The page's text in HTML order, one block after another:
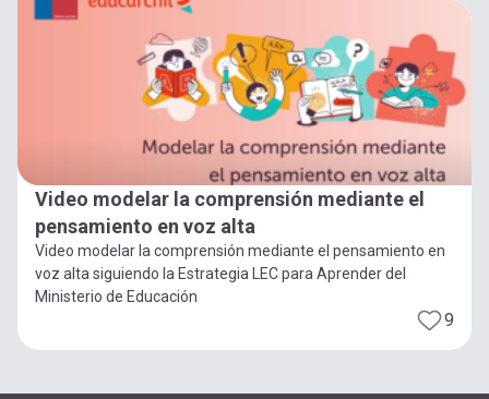
Video modelar la comprensión mediante el
pensamiento en voz alta
Video modelar la comprensión mediante el pensamiento en
voz alta siguiendo la Estrategia LEC para Aprender del
Ministerio de Educación
9